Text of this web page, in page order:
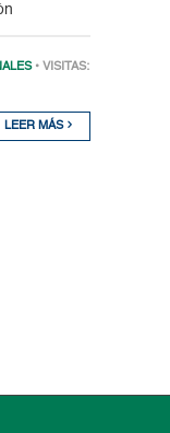
• VISITAS:
LEER MÁS